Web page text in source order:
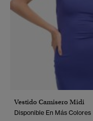
Vestido Camisero Midi
Disponible En Más Colores